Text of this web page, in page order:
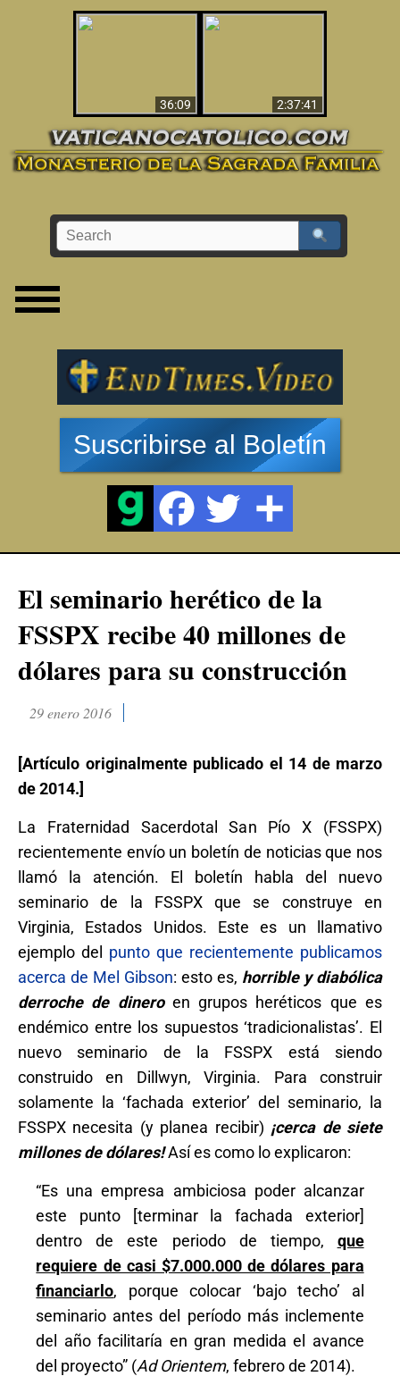
36:09
2:37:41
Suscribirse al Boletín
El seminario herético de la
FSSPX recibe 40 millones de
dólares para su construcción
29 enero 2016
[Artículo originalmente publicado el 14 de marzo
de 2014.]
La Fraternidad Sacerdotal San Pío X (FSSPX)
recientemente envío un boletín de noticias que nos
llamó la atención. El boletín habla del nuevo
seminario de la FSSPX que se construye en
Virginia, Estados Unidos. Este es un llamativo
ejemplo del punto que recientemente publicamos
acerca de Mel Gibson: esto es, horrible y diabólica
derroche de dineroen grupos heréticos que es
endémico entre los supuestos ‘tradicionalistas’. El
nuevo seminario de la FSSPX está siendo
construido en Dillwyn, Virginia. Para construir
solamente la ‘fachada exterior’ del seminario, la
FSSPX necesita (y planea recibir) ¡cerca de siete
millones de dólares!Así es como lo explicaron:
“Es una empresa ambiciosa poder alcanzar
este punto [terminar la fachada exterior]
dentro de este periodo de tiempo, que
requiere de casi $7.000.000 de dólares para
financiarlo, porque colocar ‘bajo techo’ al
seminario antes del período más inclemente
del año facilitaría en gran medida el avance
del proyecto” (Ad Orientem, febrero de 2014).